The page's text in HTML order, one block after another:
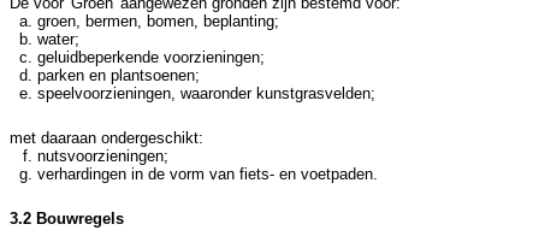
groen, bermen, bomen, beplanting;
water;
geluidbeperkende voorzieningen;
parken en plantsoenen;
speelvoorzieningen, waaronder kunstgrasvelden;
met daaraan ondergeschikt:
nutsvoorzieningen;
verhardingen in de vorm van fiets- en voetpaden.
3.2 Bouwregels